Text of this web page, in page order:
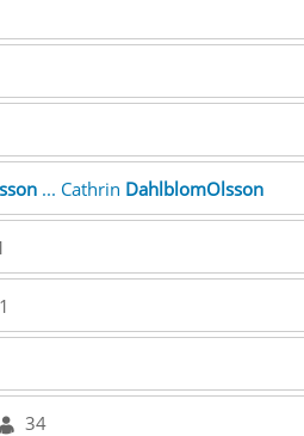
... Cathrin DahlblomOlsson
1
34